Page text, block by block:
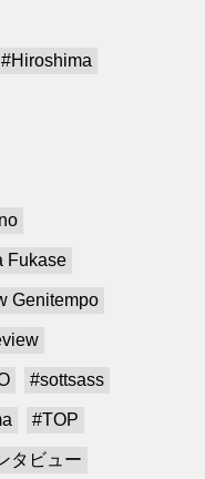
#Hiroshima
Fukase
Genitempo
#sottsass
#TOP
タビュー